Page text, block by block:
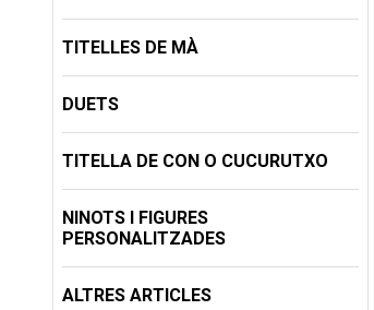
TITELLES DE MÀ
DUETS
TITELLA DE CON O CUCURUTXO
NINOTS I FIGURES
PERSONALITZADES
ALTRES ARTICLES